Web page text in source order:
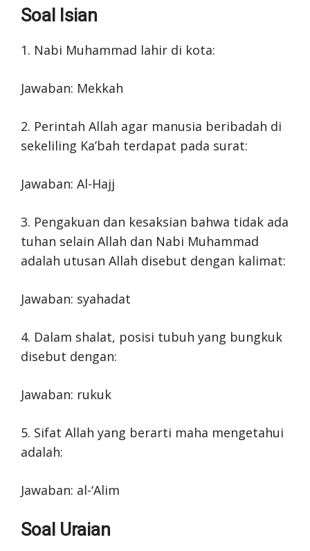
Soal Isian
1. Nabi Muhammad lahir di kota:
Jawaban: Mekkah
2. Perintah Allah agar manusia beribadah di
sekeliling Ka’bah terdapat pada surat:
Jawaban: Al-Hajj
3. Pengakuan dan kesaksian bahwa tidak ada
tuhan selain Allah dan Nabi Muhammad
adalah utusan Allah disebut dengan kalimat:
Jawaban: syahadat
4. Dalam shalat, posisi tubuh yang bungkuk
disebut dengan:
Jawaban: rukuk
5. Sifat Allah yang berarti maha mengetahui
adalah:
Jawaban: al-‘Alim
Soal Uraian